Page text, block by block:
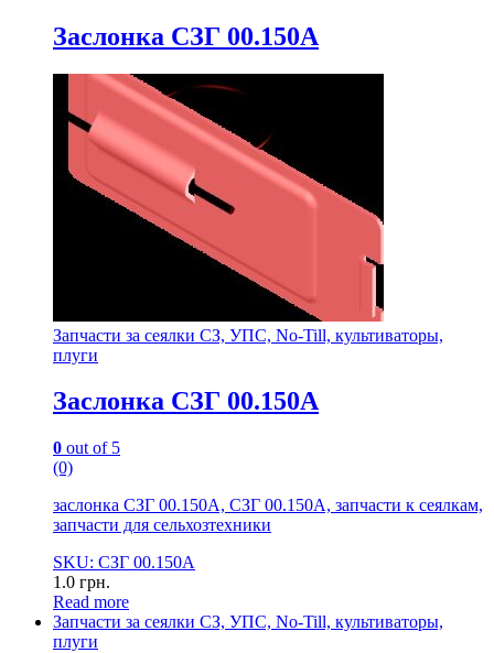
Заслонка СЗГ 00.150А
Запчасти за сеялки СЗ, УПС, No-Till, культиваторы,
плуги
Заслонка СЗГ 00.150А
0 out of 5
(0)
заслонка СЗГ 00.150А, СЗГ 00.150А, запчасти к сеялкам,
запчасти для сельхозтехники
SKU: СЗГ 00.150А
1.0 грн.
Read more
Запчасти за сеялки СЗ, УПС, No-Till, культиваторы,
плуги